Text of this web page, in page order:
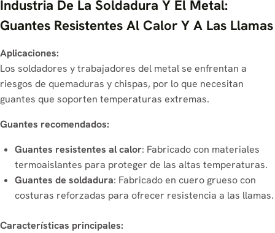
Industria De La Soldadura Y El Metal:
Guantes Resistentes Al Calor Y A Las Llamas
Aplicaciones:
Los soldadores y trabajadores del metal se enfrentan a
riesgos de quemaduras y chispas, por lo que necesitan
guantes que soporten temperaturas extremas.
Guantes recomendados:
Guantes resistentes al calor: Fabricado con materiales
termoaislantes para proteger de las altas temperaturas.
Guantes de soldadura: Fabricado en cuero grueso con
costuras reforzadas para ofrecer resistencia a las llamas.
Características principales: